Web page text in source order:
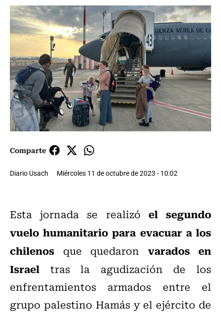
Comparte
Diario Usach Miércoles 11 de octubre de 2023 - 10:02
Esta jornada se realizó el segundo
vuelo humanitario para evacuar a los
chilenos que quedaron varados en
Israel tras la agudización de los
enfrentamientos armados entre el
grupo palestino Hamás y el ejército de